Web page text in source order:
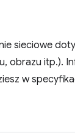
sieciowe
obrazu itp.).
w